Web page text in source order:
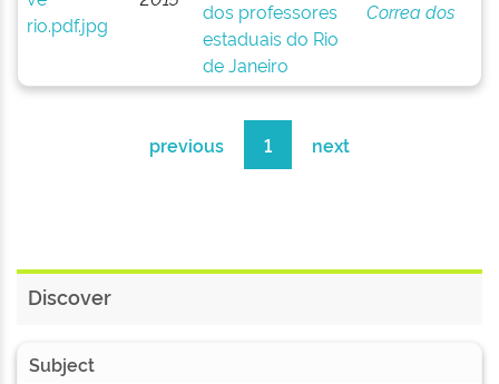
dos professores
estaduais do Rio
de Janeiro
Correa dos
previous 1 next
Discover
Subject